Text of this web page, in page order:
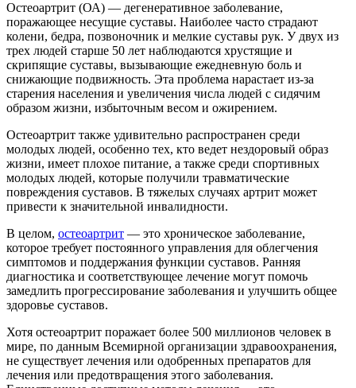
Остеоартрит (ОА) — дегенеративное заболевание,
поражающее несущие суставы. Наиболее часто страдают
колени, бедра, позвоночник и мелкие суставы рук. У двух из
трех людей старше 50 лет наблюдаются хрустящие и
скрипящие суставы, вызывающие ежедневную боль и
снижающие подвижность. Эта проблема нарастает из-за
старения населения и увеличения числа людей с сидячим
образом жизни, избыточным весом и ожирением.
Остеоартрит также удивительно распространен среди
молодых людей, особенно тех, кто ведет нездоровый образ
жизни, имеет плохое питание, а также среди спортивных
молодых людей, которые получили травматические
повреждения суставов. В тяжелых случаях артрит может
привести к значительной инвалидности.
В целом, остеоартрит — это хроническое заболевание,
которое требует постоянного управления для облегчения
симптомов и поддержания функции суставов. Ранняя
диагностика и соответствующее лечение могут помочь
замедлить прогрессирование заболевания и улучшить общее
здоровье суставов.
Хотя остеоартрит поражает более 500 миллионов человек в
мире, по данным Всемирной организации здравоохранения,
не существует лечения или одобренных препаратов для
лечения или предотвращения этого заболевания.